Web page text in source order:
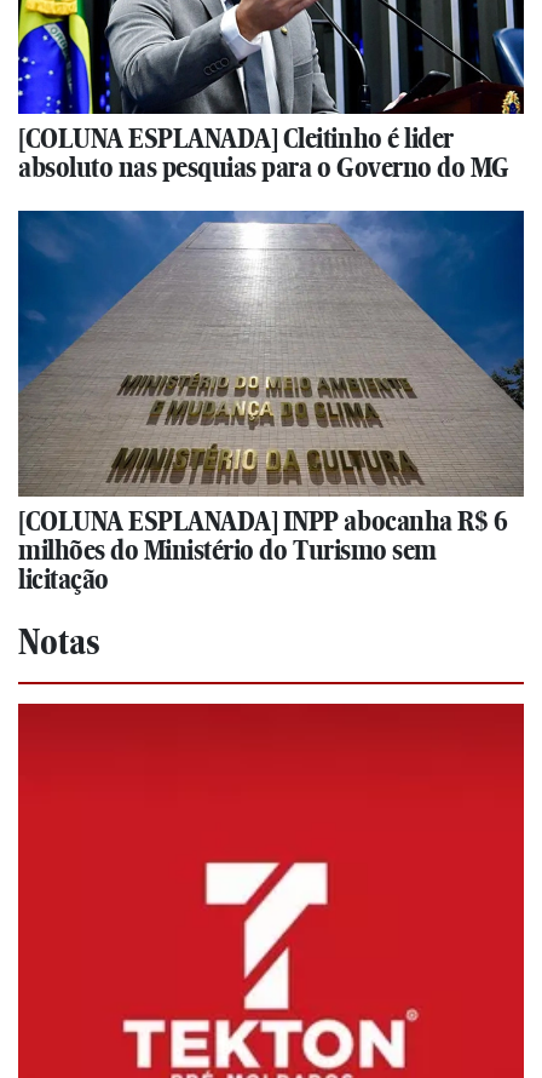
[COLUNA ESPLANADA] Cleitinho é lider
absoluto nas pesquias para o Governo do MG
[COLUNA ESPLANADA] INPP abocanha R$ 6
milhões do Ministério do Turismo sem
licitação
Notas